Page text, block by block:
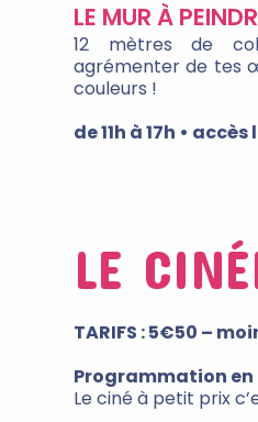
LE MUR À
12 mètres de
agrémenter de tes
couleurs !
de 11h à 17h • accès
LE
TARIFS : 5€50 –
Programmation
Le ciné à petit prix